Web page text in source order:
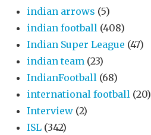
indian arrows (5)
indian football (408)
Indian Super League (47)
indian team (23)
IndianFootball (68)
international football (20)
Interview (2)
ISL (342)